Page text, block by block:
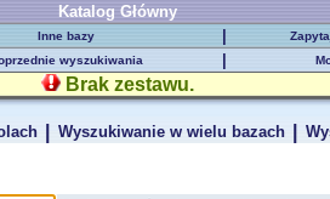
Katalog Główny
Inne bazy
wyszukiwania
Brak zestawu.
Wyszukiwanie w wielu bazach